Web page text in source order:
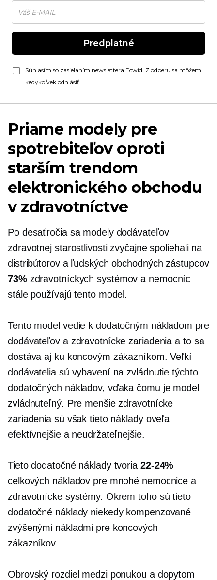
Predplatné
Súhlasím so zasielaním newslettera Ecwid. Z odberu sa môžem
kedykoľvek odhlásiť.
Priame modely pre
spotrebiteľov oproti
starším trendom
elektronického obchodu
v zdravotníctve
Po desaťročia sa modely dodávateľov
zdravotnej starostlivosti zvyčajne spoliehali na
distribútorov a ľudských obchodných zástupcov
73%zdravotníckych systémov a nemocníc
stále používajú tento model.
Tento model vedie k dodatočným nákladom pre
dodávateľov a zdravotnícke zariadenia a to sa
dostáva aj ku koncovým zákazníkom. Veľkí
dodávatelia sú vybavení na zvládnutie týchto
dodatočných nákladov, vďaka čomu je model
zvládnuteľný. Pre menšie zdravotnícke
zariadenia sú však tieto náklady oveľa
efektívnejšie a neudržateľnejšie.
Tieto dodatočné náklady tvoria 22-24%
celkových nákladov pre mnohé nemocnice a
zdravotnícke systémy. Okrem toho sú tieto
dodatočné náklady niekedy kompenzované
zvýšenými nákladmi pre koncových
zákazníkov.
Obrovský rozdiel medzi ponukou a dopytom